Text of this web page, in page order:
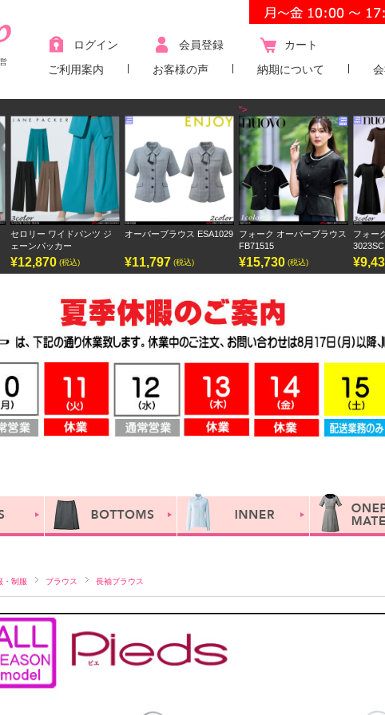
ログイン 会員登録
カート
ご利用案内
お客様の声 納期について
セロリー ワイドパンツ ジ
ェーンパッカー
¥12,870 (税込)
オーバーブラウス ESA1029
¥11,797 (税込)
">
フォーク オーバーブラウス
FB71515
¥15,730 (税込)
フォー
3023SC
・制服 ブラウス 長袖ブラウス